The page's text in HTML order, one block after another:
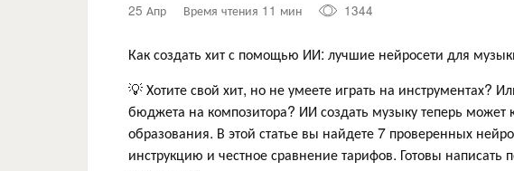
25 Апр Время чтения 11 мин 1344
Как создать хит с помощью ИИ: лучшие нейросети для
💡 Хотите свой хит, но не умеете играть на инструментах?
бюджета на композитора? ИИ создать музыку теперь
образования. В этой статье вы найдете 7 проверенных
инструкцию и честное сравнение тарифов. Готовы